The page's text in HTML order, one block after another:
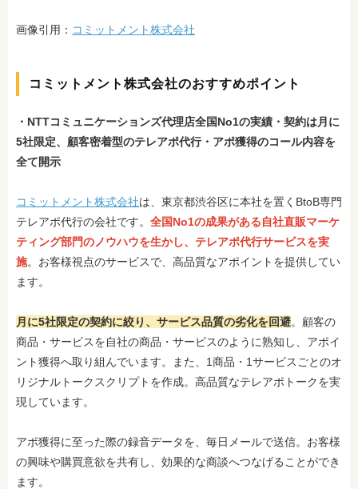
画像引用： コミットメント株式会社
コミットメント株式会社のおすすめポイント
・NTTコミュニケーションズ代理店全国No1の実績 ・契約は月に
5社限定、顧客密着型のテレアポ代行・アポ獲得のコール内容を
全て開示
コミットメント株式会社は、東京都渋谷区に本社を置くBtoB専門
テレアポ代行の会社です。 全国No1の成果がある自社直販マーケ
ティング部門のノウハウを生かし、テレアポ代行サービスを実
施。お客様視点のサービスで、高品質なアポイントを提供してい
ます。
月に5社限定の契約に絞り、サービス品質の劣化を回避。顧客の
商品・サービスを自社の商品・サービスのように熟知し、アポイ
ント獲得へ取り組んでいます。また、1商品・1サービスごとのオ
リジナルトークスクリプトを作成。高品質なテレアポトークを実
現しています。
アポ獲得に至った際の録音データを、毎日メールで送信。お客様
の興味や購買意欲を共有し、効果的な商談へつなげることができ
ます。